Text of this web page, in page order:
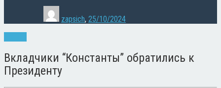
zapsich, 25/10/2024
Вкладчики “Константы” обратились к
Президенту